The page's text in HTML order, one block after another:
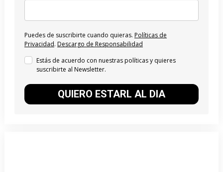
Puedes de suscribirte cuando quieras. Políticas de
Privacidad. Descargo de Responsabilidad
Estás de acuerdo con nuestras políticas y quieres
suscribirte al Newsletter.
QUIERO ESTARL AL DIA